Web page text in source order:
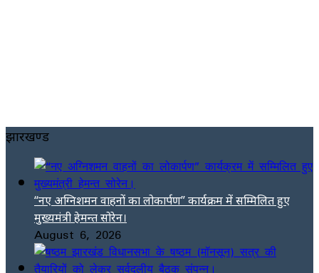
झारखण्ड
“नए अग्निशमन वाहनों का लोकार्पण” कार्यक्रम में सम्मिलित हुए
मुख्यमंत्री हेमन्त सोरेन।
August 6, 2026